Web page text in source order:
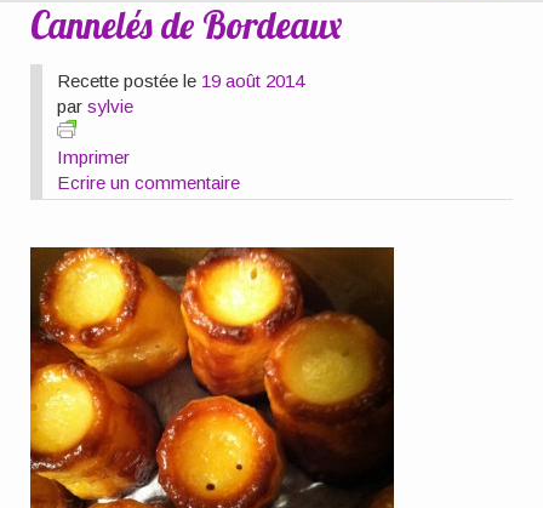
Cannelés de Bordeaux
Recette postée le 19 août 2014
parsylvie
Imprimer
Ecrire un commentaire